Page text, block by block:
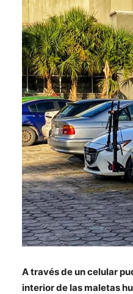
A través de un celular
interior de las maletas